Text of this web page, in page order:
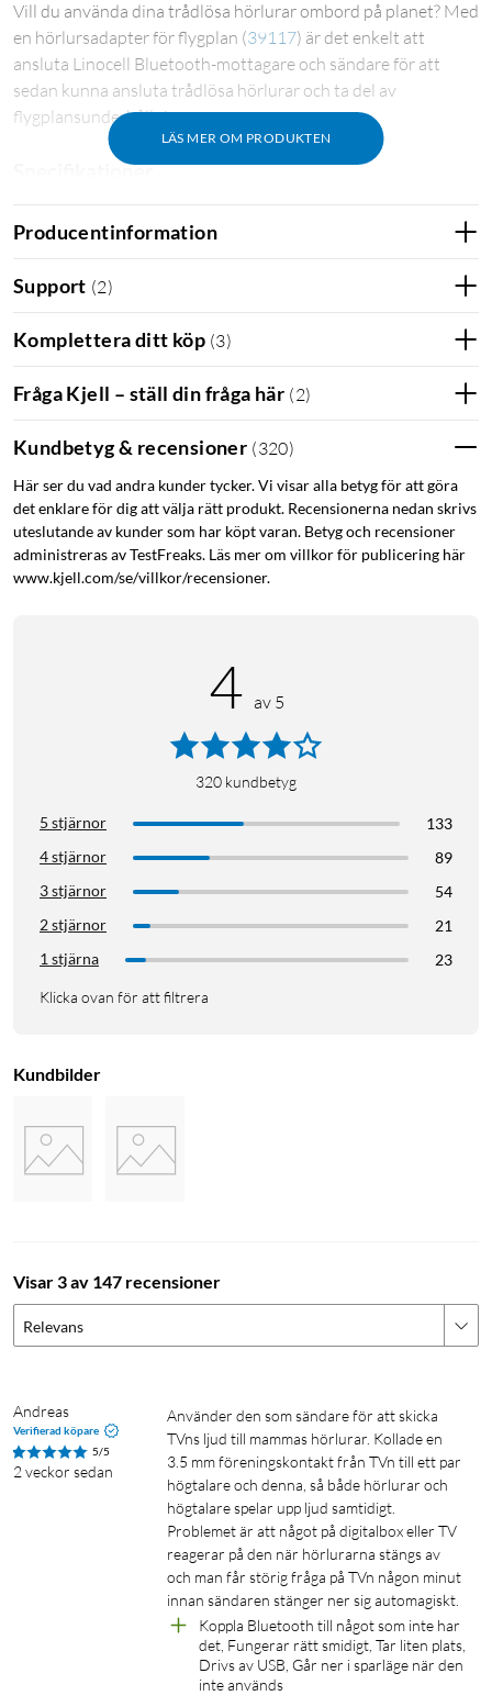
LÄS MER OM PRODUKTEN
Vill du använda dina trådlösa hörlurar ombord på planet? Med
en hörlursadapter för flygplan (39117) är det enkelt att
ansluta Linocell Bluetooth-mottagare och sändare för att
sedan kunna ansluta trådlösa hörlurar och ta del av
flygplansunderhållning.
Specifikationer
Räckvidd: ca 10 m (Bluetooth 5.3)
Input: USB-C, 5 V/1 A (USB-laddare säljes separat)
Batteritid: ca 6 h
Trådlös frekvens: 2402-2480 MHz
Mått: 68x30x11 mm
Vikt: 30 g
Levereras med laddkabel (30 cm) och ljudkabel (15 cm)
Flygplan Bluetooth Aux
Producentinformation
Support (2)
Komplettera ditt köp (3)
Fråga Kjell – ställ din fråga här (2)
Kundbetyg & recensioner (320)
Här ser du vad andra kunder tycker. Vi visar alla betyg för att göra
det enklare för dig att välja rätt produkt. Recensionerna nedan skrivs
uteslutande av kunder som har köpt varan. Betyg och recensioner
administreras av TestFreaks. Läs mer om villkor för publicering här
www.kjell.com/se/villkor/recensioner.
4 av 5
320 kundbetyg
5 stjärnor
133
4 stjärnor
89
3 stjärnor
54
2 stjärnor
21
1 stjärna
23
Klicka ovan för att filtrera
Kundbilder
Visar 3 av 147 recensioner
Relevans
Andreas
Verifierad köpare
5/5
2 veckor sedan
Använder den som sändare för att skicka
TVns ljud till mammas hörlurar. Kollade en
3.5 mm föreningskontakt från TVn till ett par
högtalare och denna, så både hörlurar och
högtalare spelar upp ljud samtidigt.
Problemet är att något på digitalbox eller TV
reagerar på den när hörlurarna stängs av
och man får störig fråga på TVn någon minut
innan sändaren stänger ner sig automagiskt.
Koppla Bluetooth till något som inte har
det, Fungerar rätt smidigt, Tar liten plats,
Drivs av USB, Går ner i sparläge när den
inte används